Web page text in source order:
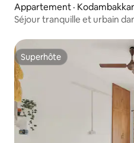
Appartement ·
Séjour tranquille et urbain
Superhôte
Superhôte